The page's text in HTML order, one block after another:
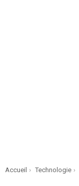
You are here:
Accueil Technologie